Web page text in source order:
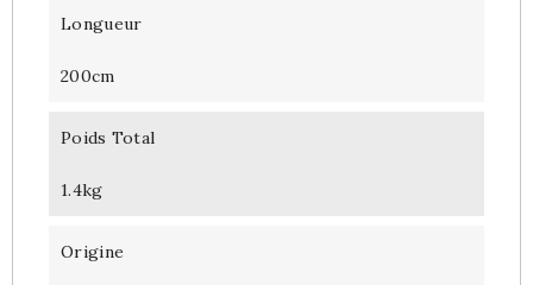
Longueur
200cm
Poids Total
1.4kg
Origine